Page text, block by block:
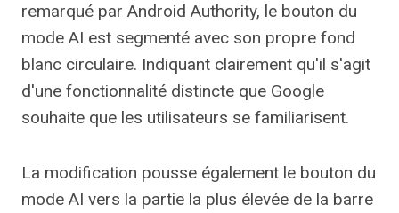
remarqué par Android Authority, le bouton du
mode AI est segmenté avec son propre fond
blanc circulaire. Indiquant clairement qu'il s'agit
d'une fonctionnalité distincte que Google
souhaite que les utilisateurs se familiarisent.
La modification pousse également le bouton du
mode AI vers la partie la plus élevée de la barre